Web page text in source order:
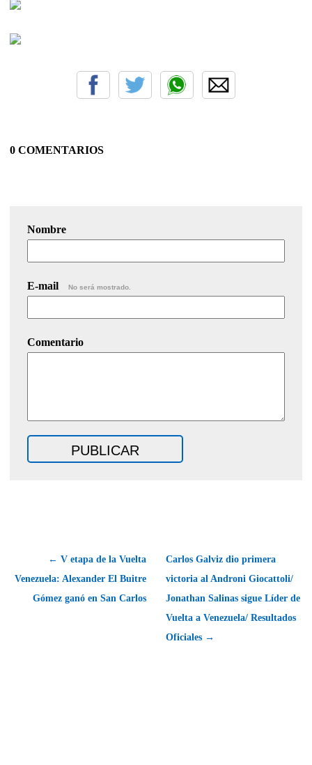
0 COMENTARIOS
Nombre
E-mail No será mostrado.
Comentario
← V etapa de la Vuelta
Venezuela: Alexander El Buitre
Gómez ganó en San Carlos
Carlos Galviz dio primera
victoria al Androni Giocattoli/
Jonathan Salinas sigue Líder de
Vuelta a Venezuela/ Resultados
Oficiales →